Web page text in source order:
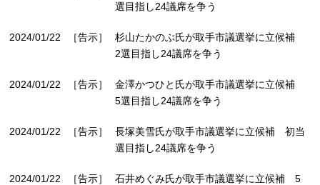
選目指し24議席を争う
2024/01/22 ［告示］
杉山たかのぶ氏が取手市議選挙に立候補
2選目指し24議席を争う
2024/01/22 ［告示］
金澤かつひと氏が取手市議選挙に立候補
5選目指し24議席を争う
2024/01/22 ［告示］
長塚美雪氏が取手市議選挙に立候補 初当
選目指し24議席を争う
2024/01/22 ［告示］
石井めぐみ氏が取手市議選挙に立候補 5